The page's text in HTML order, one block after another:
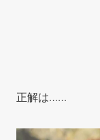
正解は……